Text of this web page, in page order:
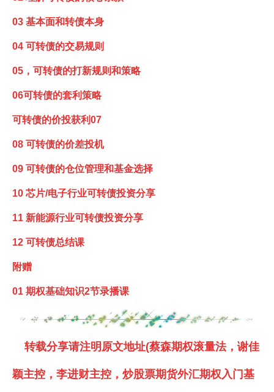
03 基本面和转债本身
04 可转债的交易规则
05，可转债的打新规则和策略
06可转债的套利策略
可转债的价投获利07
08 可转债的价差投机
09 可转债的仓位管理和基金选择
10 芯片/电子行业可转债投资分享
11 新能源行业可转债投资分享
12 可转债总结课
附赠
01 期权基础知识2节录播课
转载分享请注明原文地址(蔡森期权滚量法，谢佳
颖主控，李进财主控，炒股票期货外汇期权入门基